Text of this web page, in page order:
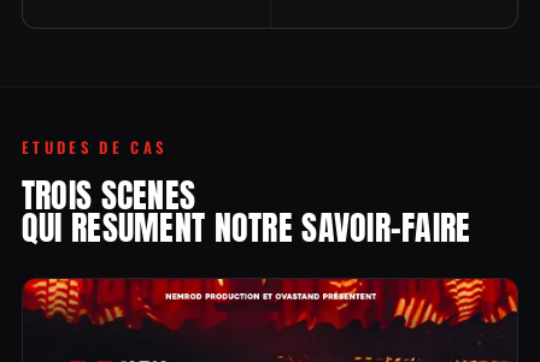
ETUDES DE CAS
TROIS SCENES
QUI RESUMENT NOTRE SAVOIR-FAIRE